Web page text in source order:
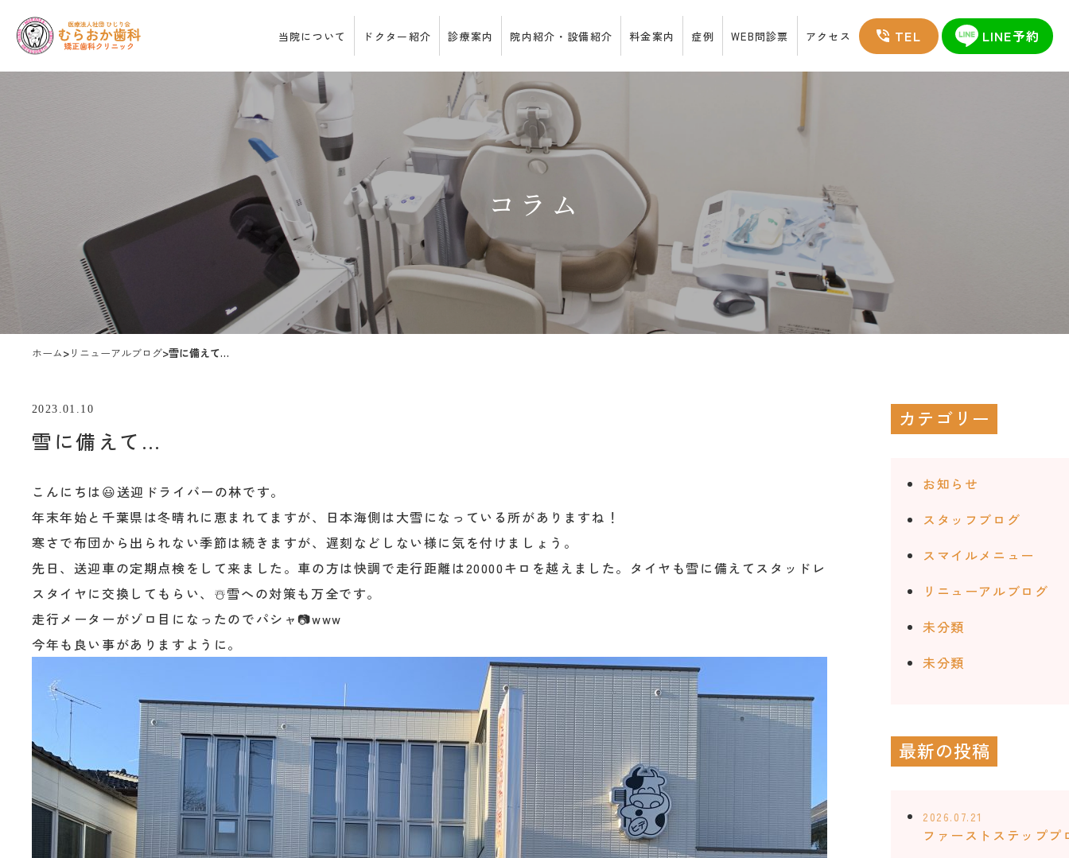
当院について ドクター紹介 診療案内 院内紹介・設備紹介 料金案内 症例 WEB問診票 アクセス TEL LINE予約
コラム
ホーム> リニューアルブログ>雪に備えて…
2023.01.10
雪に備えて…
こんにちは😃送迎ドライバーの林です。
年末年始と千葉県は冬晴れに恵まれてますが、日本海側は大雪になっている所がありますね！
寒さで布団から出られない季節は続きますが、遅刻などしない様に気を付けましょう。
先日、送迎車の定期点検をして来ました。車の方は快調で走行距離は20000キロを越えました。タイヤも雪に備えてスタッドレ
スタイヤに交換してもらい、☃️雪への対策も万全です。
走行メーターがゾロ目になったのでパシャ📷www
今年も良い事がありますように。
カテゴリー
お知らせ
スタッフブログ
スマイルメニュー
リニューアルブログ
未分類
未分類
最新の投稿
2026.07.21
ファーストステッププ